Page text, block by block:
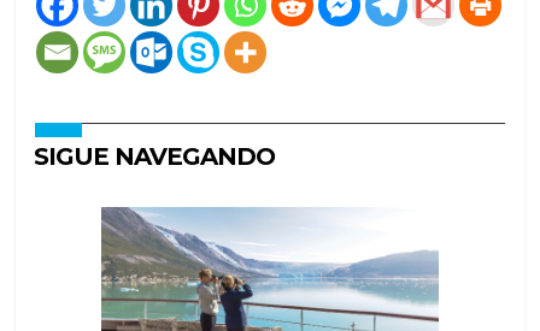
SIGUE NAVEGANDO